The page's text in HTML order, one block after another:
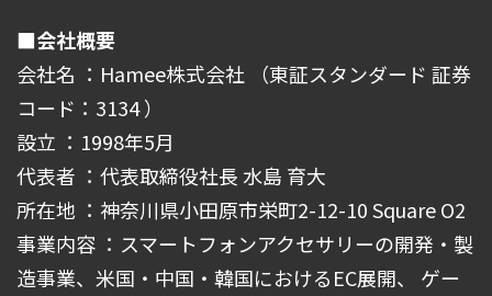
■会社概要
会社名 ：Hamee株式会社 （東証スタンダード 証券
コード：3134 ）
設立 ：1998年5月
代表者 ：代表取締役社長 水島 育大
所在地 ：神奈川県小田原市栄町2-12-10 Square O2
事業内容 ：スマートフォンアクセサリーの開発・製
造事業、米国・中国・韓国におけるEC展開、 ゲー